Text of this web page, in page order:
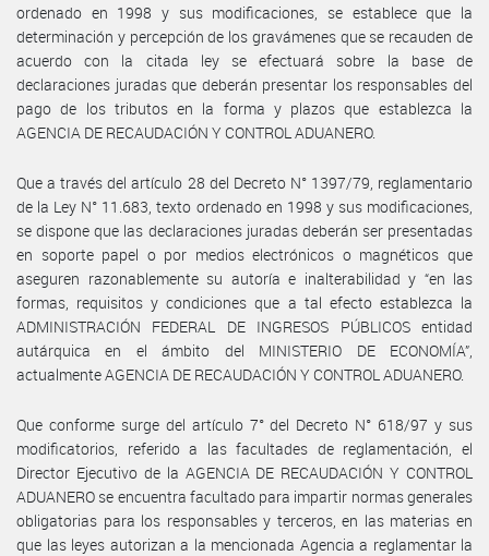
ordenado en 1998 y sus modificaciones, se establece que la
determinación y percepción de los gravámenes que se recauden de
acuerdo con la citada ley se efectuará sobre la base de
declaraciones juradas que deberán presentar los responsables del
pago de los tributos en la forma y plazos que establezca la
AGENCIA DE RECAUDACIÓN Y CONTROL ADUANERO.
Que a través del artículo 28 del Decreto N° 1397/79, reglamentario
de la Ley N° 11.683, texto ordenado en 1998 y sus modificaciones,
se dispone que las declaraciones juradas deberán ser presentadas
en soporte papel o por medios electrónicos o magnéticos que
aseguren razonablemente su autoría e inalterabilidad y “en las
formas, requisitos y condiciones que a tal efecto establezca la
ADMINISTRACIÓN FEDERAL DE INGRESOS PÚBLICOS entidad
autárquica en el ámbito del MINISTERIO DE ECONOMÍA”,
actualmente AGENCIA DE RECAUDACIÓN Y CONTROL ADUANERO.
Que conforme surge del artículo 7° del Decreto N° 618/97 y sus
modificatorios, referido a las facultades de reglamentación, el
Director Ejecutivo de la AGENCIA DE RECAUDACIÓN Y CONTROL
ADUANERO se encuentra facultado para impartir normas generales
obligatorias para los responsables y terceros, en las materias en
que las leyes autorizan a la mencionada Agencia a reglamentar la